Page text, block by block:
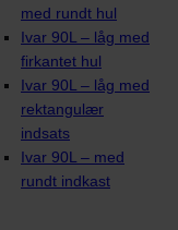
med rundt hul
Ivar 90L – låg med
firkantet hul
Ivar 90L – låg med
rektangulær
indsats
Ivar 90L – med
rundt indkast